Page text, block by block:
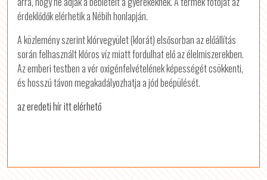
érdeklődők elérhetik a Nébih honlapján.
A közlemény szerint klórvegyület (klorát) elsősorban az előállítás
során felhasznált klóros víz miatt fordulhat elő az élelmiszerekben.
Az emberi testben a vér oxigénfelvételének képességét csökkenti,
és hosszú távon megakadályozhatja a jód beépülését.
az eredeti hír itt elérhető